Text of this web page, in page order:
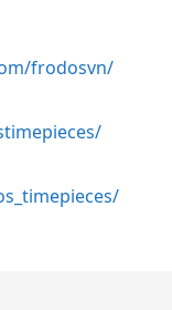
frodosvn/